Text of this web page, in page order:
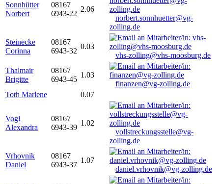
Sonnhütter
Norbert
08167
6943-22
2.06
norbert.sonnhuetter@vg-
zolling.de
Steinecke
Corinna
08167
6943-32
0.03
vhs-zolling@vhs-moosburg.de
Thalmair
Brigitte
08167
6943-45
1.03
finanzen@vg-zolling.de
Toth Marlene
0.07
Vogl
Alexandra
08167
6943-39
1.02
vollstreckungsstelle@vg-
zolling.de
Vrhovnik
Daniel
08167
6943-37
1.07
daniel.vrhovnik@vg-zolling.de